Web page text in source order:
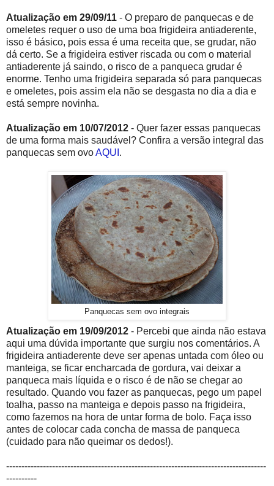
Atualização em 29/09/11 - O preparo de panquecas e de
omeletes requer o uso de uma boa frigideira antiaderente,
isso é básico, pois essa é uma receita que, se grudar, não
dá certo. Se a frigideira estiver riscada ou com o material
antiaderente já saindo, o risco de a panqueca grudar é
enorme. Tenho uma frigideira separada só para panquecas
e omeletes, pois assim ela não se desgasta no dia a dia e
está sempre novinha.
Atualização em 10/07/2012 - Quer fazer essas panquecas
de uma forma mais saudável? Confira a versão integral das
panquecas sem ovoAQUI .
Panquecas sem ovo integrais
Atualização em 19/09/2012 - Percebi que ainda não estava
aqui uma dúvida importante que surgiu nos comentários. A
frigideira antiaderente deve ser apenas untada com óleo ou
manteiga, se ficar encharcada de gordura, vai deixar a
panqueca mais líquida e o risco é de não se chegar ao
resultado. Quando vou fazer as panquecas, pego um papel
toalha, passo na manteiga e depois passo na frigideira,
como fazemos na hora de untar forma de bolo. Faça isso
antes de colocar cada concha de massa de panqueca
(cuidado para não queimar os dedos!).
-------------------------------------------------------------------------------------
----------